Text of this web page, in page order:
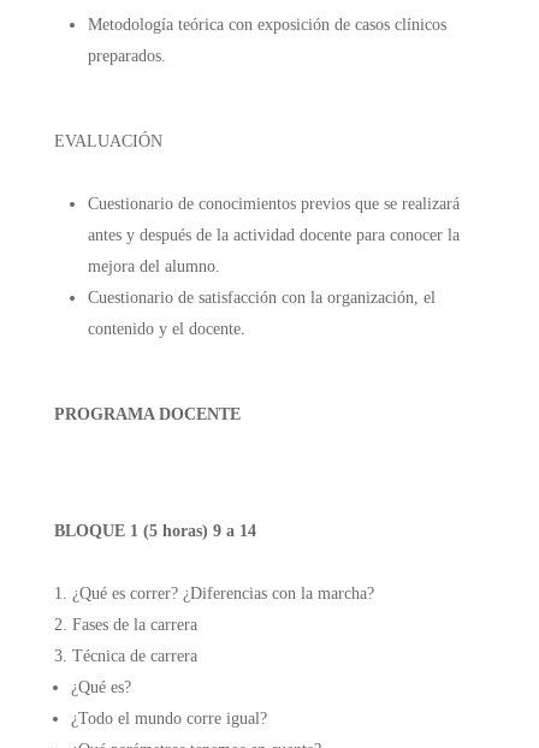
Metodología teórica con exposición de casos clínicos
preparados.
EVALUACIÓN
Cuestionario de conocimientos previos que se realizará
antes y después de la actividad docente para conocer la
mejora del alumno.
Cuestionario de satisfacción con la organización, el
contenido y el docente.
PROGRAMA DOCENTE
BLOQUE 1 (5 horas) 9 a 14
¿Qué es correr? ¿Diferencias con la marcha?
Fases de la carrera
Técnica de carrera
¿Qué es?
¿Todo el mundo corre igual?